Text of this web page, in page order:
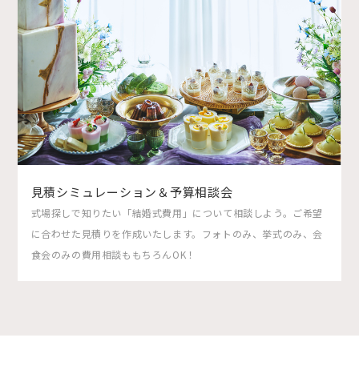
見積シミュレーション＆予算相談会
式場探しで知りたい「結婚式費用」について相談しよう。ご希望
に合わせた見積りを作成いたします。フォトのみ、挙式のみ、会
食会のみの費用相談ももちろんOK！